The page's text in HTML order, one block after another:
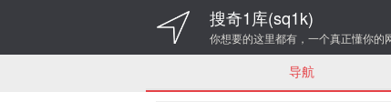
搜奇1库(sq1k)
你想要的这里都有，一个真正懂你的
导航